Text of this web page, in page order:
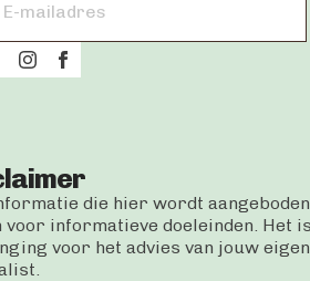
die hier wordt
voor informatieve doeleinden. Het
voor het advies van jouw